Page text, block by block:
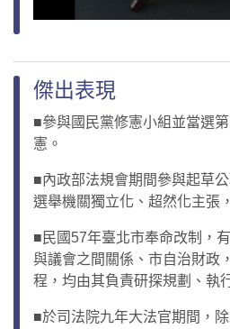
傑出表現
■參與國民黨修憲小組並當選
憲。
■內政部法規會期間參與起草
選舉機關獨立化、超然化主張
■民國57年臺北市奉命改制，
與議會之間關係、市自治財政
程，均由其負責研探規劃、執
■於司法院九年大法官期間，